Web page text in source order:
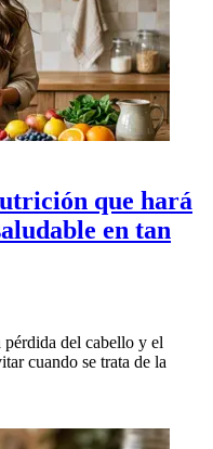
que hará
en tan
pérdida del cabello y el
cuando se trata de la